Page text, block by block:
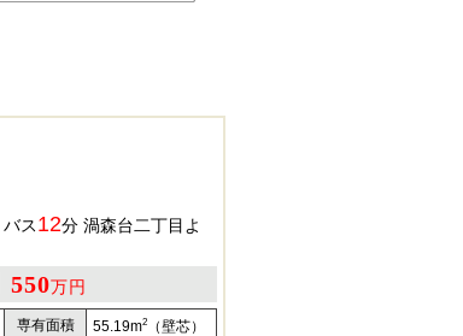
バス12分 渦森台二丁目よ
550万円
専有面積 55.19m2
（壁芯）